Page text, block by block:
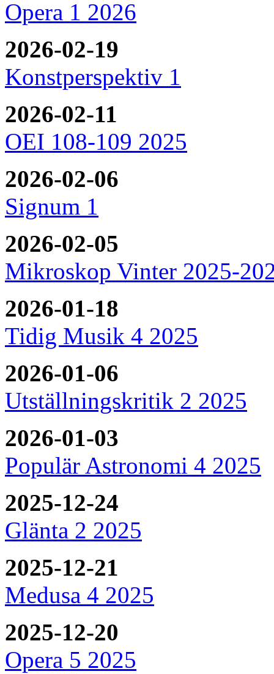
Opera 1 2026
2026-02-19
Konstperspektiv 1
2026-02-11
OEI 108-109 2025
2026-02-06
Signum 1
2026-02-05
Mikroskop Vinter 2025-
2026-01-18
Tidig Musik 4 2025
2026-01-06
Utställningskritik 2 2025
2026-01-03
Populär Astronomi 4 2025
2025-12-24
Glänta 2 2025
2025-12-21
Medusa 4 2025
2025-12-20
Opera 5 2025